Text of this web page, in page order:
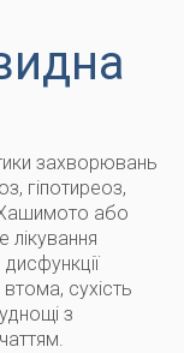
захворювань
гіпотиреоз,
Хашимото або
лікування
сухість
з